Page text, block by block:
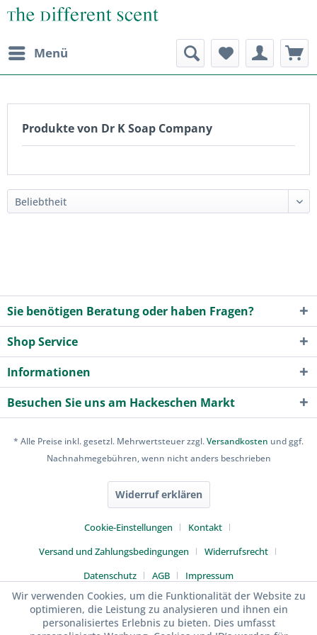
Menü
Produkte von Dr K Soap Company
Sie benötigen Beratung oder haben Fragen?
Shop Service
Informationen
Besuchen Sie uns am Hackeschen Markt
* Alle Preise inkl. gesetzl. Mehrwertsteuer zzgl.Versandkosten und ggf.
Nachnahmegebühren, wenn nicht anders beschrieben
Widerruf erklären
Cookie-Einstellungen
Kontakt
Versand und Zahlungsbedingungen
Widerrufsrecht
Datenschutz
AGB Impressum
Wir verwenden Cookies, um die Funktionalität der Website zu
optimieren, die Leistung zu analysieren und ihnen ein
personalisiertes Erlebnis zu bieten. Dies umfasst